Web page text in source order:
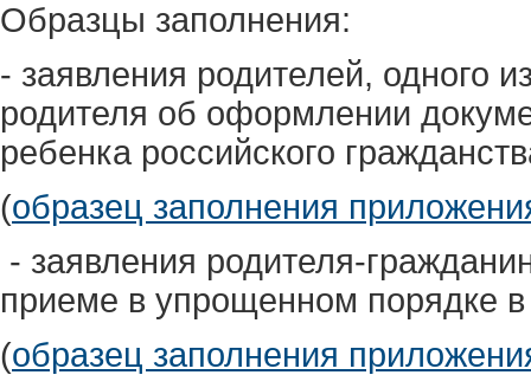
Образцы заполнения:
- заявления родителей, одного
родителя об оформлении
ребенка российского
(образец заполнения
- заявления родителя-
приеме в упрощенном порядке
(образец заполнения